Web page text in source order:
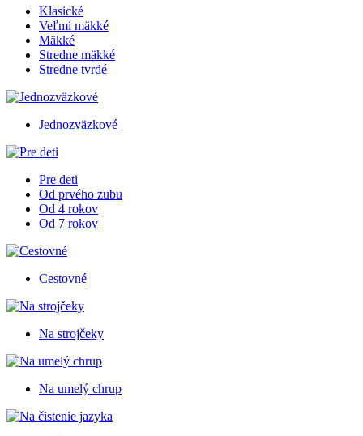
Klasické
Veľmi mäkké
Mäkké
Stredne mäkké
Stredne tvrdé
Jednozväzkové
Pre deti
Od prvého zubu
Od 4 rokov
Od 7 rokov
Cestovné
Na strojčeky
Na umelý chrup